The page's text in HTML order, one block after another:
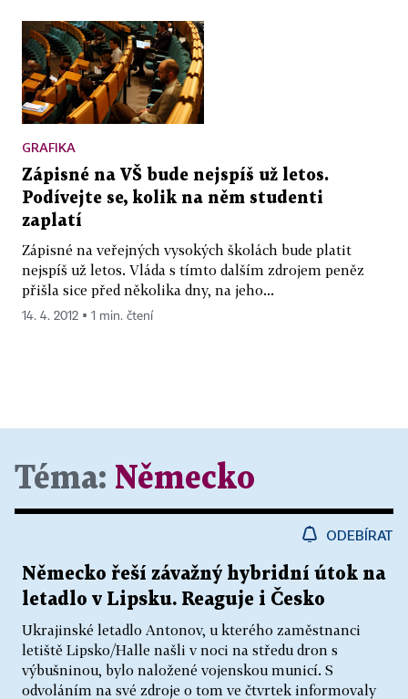
GRAFIKA
Zápisné na VŠ bude nejspíš už letos.
Podívejte se, kolik na něm studenti
zaplatí
Zápisné na veřejných vysokých školách bude platit
nejspíš už letos. Vláda s tímto dalším zdrojem peněz
přišla sice před několika dny, na jeho...
14. 4. 2012 ▪ 1 min. čtení
Téma: Německo
ODEBÍRAT
Německo řeší závažný hybridní útok na
letadlo v Lipsku. Reaguje i Česko
Ukrajinské letadlo Antonov, u kterého zaměstnanci
letiště Lipsko/Halle našli v noci na středu dron s
výbušninou, bylo naložené vojenskou municí. S
odvoláním na své zdroje o tom ve čtvrtek informovaly